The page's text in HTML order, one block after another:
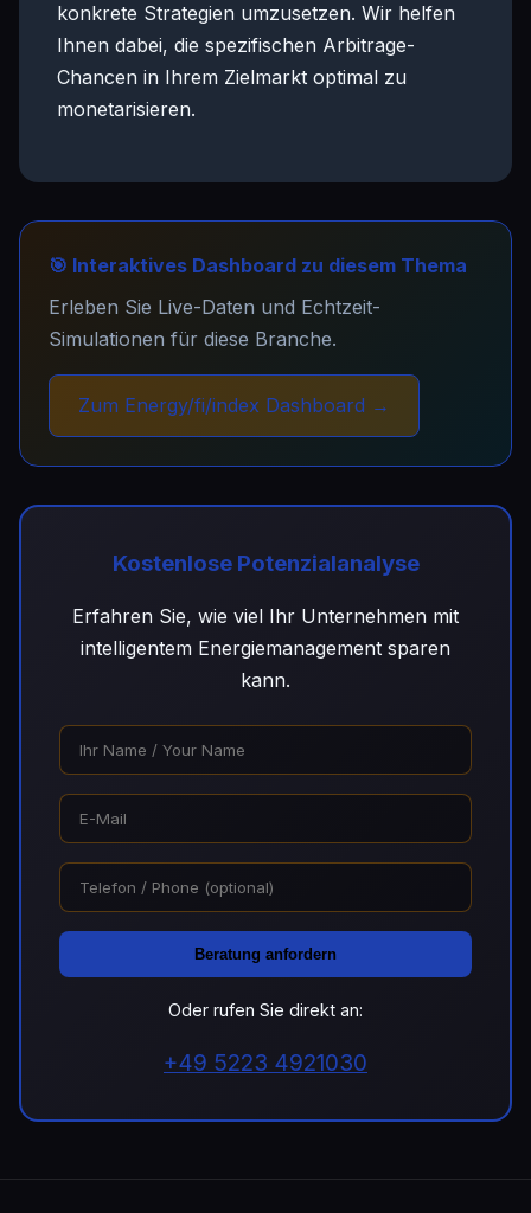
konkrete Strategien umzusetzen. Wir helfen
Ihnen dabei, die spezifischen Arbitrage-
Chancen in Ihrem Zielmarkt optimal zu
monetarisieren.
🎯 Interaktives Dashboard zu diesem Thema
Erleben Sie Live-Daten und Echtzeit-
Simulationen für diese Branche.
Zum Energy/fi/index Dashboard →
Kostenlose Potenzialanalyse
Erfahren Sie, wie viel Ihr Unternehmen mit
intelligentem Energiemanagement sparen
kann.
Beratung anfordern
Oder rufen Sie direkt an:
+49 5223 4921030